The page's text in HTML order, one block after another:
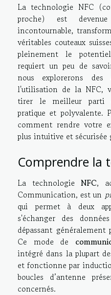
La technologie NFC
proche) est
incontournable,
véritables couteaux
pleinement le
requiert un peu de
nous explorerons des
l'utilisation de la NFC,
tirer le meilleur parti
pratique et polyvalente.
comment rendre votre
plus intuitive et sécurisée
Comprendre la
La technologieNFC,
Communication, est un
qui permet à deux
s'échanger des
dépassant généralement
Ce mode de
intégré dans la plupart
et fonctionne par
boucles d’antenne
concernés.